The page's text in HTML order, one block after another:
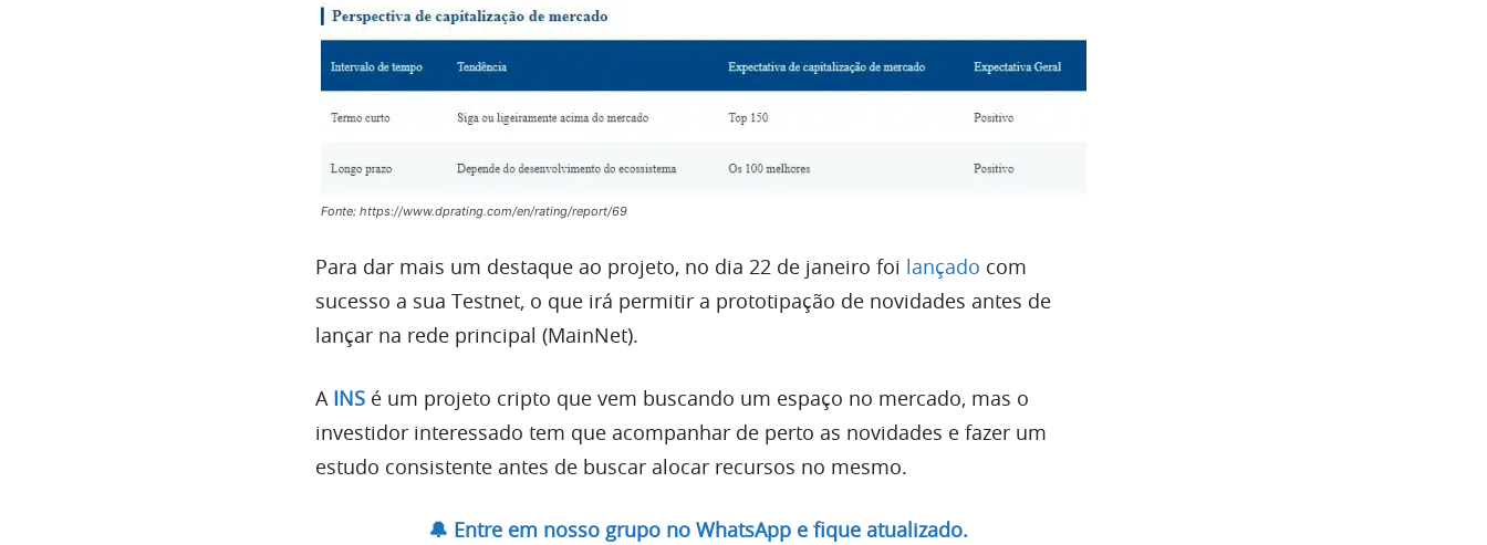
Fonte: https://www.dprating.com/en/rating/report/69
Para dar mais um destaque ao projeto, no dia 22 de janeiro foi lançado com
sucesso a sua Testnet, o que irá permitir a prototipação de novidades antes de
lançar na rede principal (MainNet).
A INS é um projeto cripto que vem buscando um espaço no mercado, mas o
investidor interessado tem que acompanhar de perto as novidades e fazer um
estudo consistente antes de buscar alocar recursos no mesmo.
🔔 Entre em nosso grupo no WhatsApp e fique atualizado.